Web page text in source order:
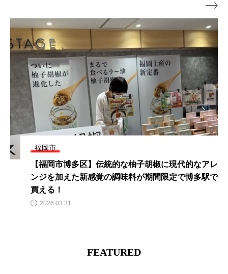
福岡市
寿楽に寄って1杯!大濠界隈で満足したい仕事帰りの
寿司飯がおすすめ
2022.08.08

FEATURED